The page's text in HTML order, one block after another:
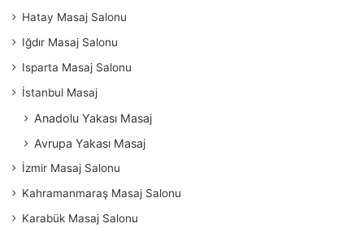
Hatay Masaj Salonu
Iğdır Masaj Salonu
Isparta Masaj Salonu
İstanbul Masaj
Anadolu Yakası Masaj
Avrupa Yakası Masaj
İzmir Masaj Salonu
Kahramanmaraş Masaj Salonu
Karabük Masaj Salonu